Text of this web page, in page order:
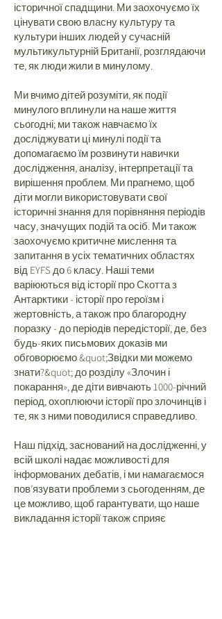
історичної спадщини. Ми заохочуємо їх
цінувати свою власну культуру та
культури інших людей у сучасній
мультикультурній Британії, розглядаючи
те, як люди жили в минулому.
Ми вчимо дітей розуміти, як події
минулого вплинули на наше життя
сьогодні; ми також навчаємо їх
досліджувати ці минулі події та
допомагаємо їм розвинути навички
дослідження, аналізу, інтерпретації та
вирішення проблем. Ми прагнемо, щоб
діти могли використовувати свої
історичні знання для порівняння періодів
часу, значущих подій та осіб. Ми також
заохочуємо критичне мислення та
запитання в усіх тематичних областях
від EYFS до 6 класу. Наші теми
варіюються від історії про Скотта з
Антарктики - історії про героїзм і
жертовність, а також про благородну
поразку - до періодів передісторії, де, без
будь-яких письмових доказів ми
обговорюємо &quot;Звідки ми можемо
знати?&quot; до розділу «Злочин і
покарання», де діти вивчають 1000-річний
період, охоплюючи історії про злочинців і
те, як з ними поводилися справедливо.
Наш підхід, заснований на дослідженні, у
всій школі надає можливості для
інформованих дебатів, і ми намагаємося
пов’язувати проблеми з сьогоденням, де
це можливо, щоб гарантувати, що наше
викладання історії також сприяє